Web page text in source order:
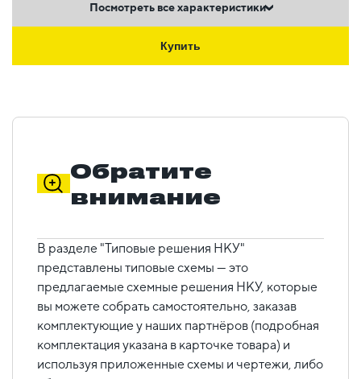
Посмотреть все характеристики
Купить
Обратите
внимание
В разделе "Типовые решения НКУ"
представлены типовые схемы — это
предлагаемые схемные решения НКУ, которые
вы можете собрать самостоятельно, заказав
комплектующие у наших партнёров (подробная
комплектация указана в карточке товара) и
используя приложенные схемы и чертежи, либо